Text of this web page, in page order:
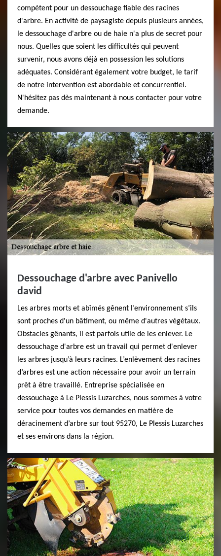
compétent pour un dessouchage fiable des racines
d'arbre. En activité de paysagiste depuis plusieurs années,
le dessouchage d'arbre ou de haie n'a plus de secret pour
nous. Quelles que soient les difficultés qui peuvent
survenir, nous avons déjà en possession les solutions
adéquates. Considérant également votre budget, le tarif
de notre intervention est abordable et concurrentiel.
N'hésitez pas dès maintenant à nous contacter pour votre
demande.
Dessouchage d'arbre avec Panivello
david
Les arbres morts et abîmés gênent l’environnement s’ils
sont proches d'un bâtiment, ou même d'autres végétaux.
Obstacles gênants, il est parfois utile de les enlever. Le
dessouchage d'arbre est un travail qui permet d'enlever
les arbres jusqu’à leurs racines. L’enlèvement des racines
d’arbres est une action nécessaire pour avoir un terrain
prêt à être travaillé. Entreprise spécialisée en
dessouchage à Le Plessis Luzarches, nous sommes à votre
service pour toutes vos demandes en matière de
déracinement d’arbre sur tout 95270, Le Plessis Luzarches
et ses environs dans la région.